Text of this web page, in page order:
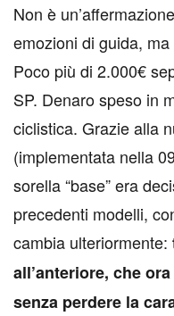
Non è
emozioni di guida,
Poco più di 2.000€
SP. Denaro speso in
ciclistica. Grazie alla
(implementata nella
sorella “base” era
precedenti modelli,
cambia ulteriormente:
all’anteriore, che
senza perdere la